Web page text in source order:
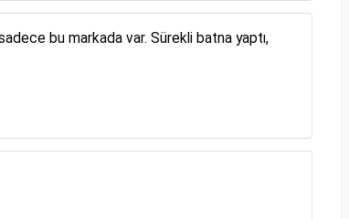
bu markada var. Sürekli batna yaptı,